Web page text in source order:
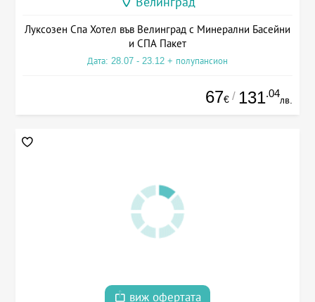
Луксозен Спа Хотел във Велинград с Минерални Басейни
и СПА Пакет
Дата: 28.07 - 23.12 + полупансион
67€ / 131.04
лв.
виж офертата